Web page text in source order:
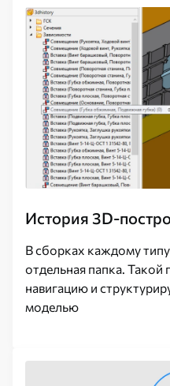
История 3D-
В сборках каждому
отдельная папка. Такой
навигацию и
моделью